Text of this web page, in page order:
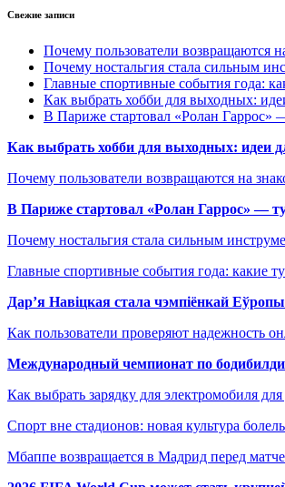
Свежие записи
Почему пользователи возвращаются
Почему ностальгия стала сильным
Главные спортивные события года:
Как выбрать хобби для выходных:
В Париже стартовал «Ролан Гаррос»
Как выбрать хобби для выходных: идеи
Почему пользователи возвращаются на
В Париже стартовал «Ролан Гаррос» —
Почему ностальгия стала сильным
Главные спортивные события года: какие
Дар’я Навіцкая стала чэмпіёнкай
Как пользователи проверяют надежность
Международный чемпионат по
Как выбрать зарядку для электромобиля
Спорт вне стадионов: новая культура
Мбаппе возвращается в Мадрид перед